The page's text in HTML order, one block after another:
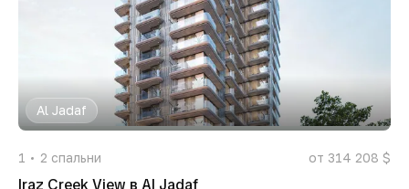
Al Jadaf
1 2 спальни от 314 208 $
Iraz Creek View в Al Jadaf